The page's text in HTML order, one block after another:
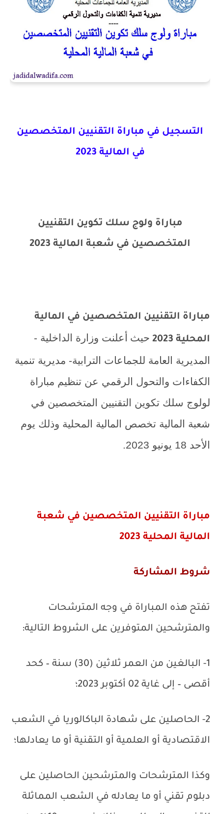
التسجيل في مباراة التقنيين المتخصصين
في المالية 2023
مباراة ولوج سلك تكوين التقنيين
المتخصصين في شعبة المالية 2023
مباراة التقنيين المتخصصين في المالية
المحلية 2023 حيث أعلنت وزارة الداخلية -
المديرية العامة للجماعات الترابية- مديرية تنمية
الكفاءات والتحول الرقمي عن تنظيم مباراة
لولوج سلك تكوين التقنيين المتخصصين في
شعبة المالية تخصص المالية المحلية وذلك يوم
الأحد 18 يونيو 2023.
مباراة التقنيين المتخصصين في شعبة
المالية المحلية 2023
شروط المشاركة
تفتح هذه المباراة في وجه المترشحات
والمترشحين المتوفرين على الشروط التالية:
1- البالغين من العمر ثلاثين (30) سنة – كحد
أقصى – إلى غاية 02 أكتوبر 2023؛
2- الحاصلين على شهادة الباكالوريا في الشعب
الاقتصادية أو العلمية أو التقنية أو ما يعادلها؛
وكذا المترشحات والمترشحين الحاصلين على
دبلوم تقني أو ما يعادله في الشعب المماثلة